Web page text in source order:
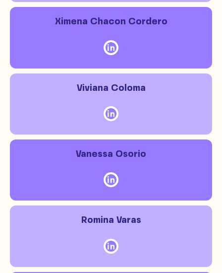
Ximena Chacon Cordero
Viviana Coloma
Vanessa Osorio
Romina Varas